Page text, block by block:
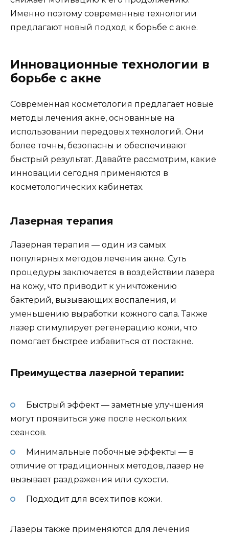
Именно поэтому современные технологии
предлагают новый подход к борьбе с акне.
Инновационные технологии в
борьбе с акне
Современная косметология предлагает новые
методы лечения акне, основанные на
использовании передовых технологий. Они
более точны, безопасны и обеспечивают
быстрый результат. Давайте рассмотрим, какие
инновации сегодня применяются в
косметологических кабинетах.
Лазерная терапия
Лазерная терапия — один из самых
популярных методов лечения акне. Суть
процедуры заключается в воздействии лазера
на кожу, что приводит к уничтожению
бактерий, вызывающих воспаления, и
уменьшению выработки кожного сала. Также
лазер стимулирует регенерацию кожи, что
помогает быстрее избавиться от постакне.
Преимущества лазерной терапии:
Быстрый эффект — заметные улучшения
могут проявиться уже после нескольких
сеансов.
Минимальные побочные эффекты — в
отличие от традиционных методов, лазер не
вызывает раздражения или сухости.
Подходит для всех типов кожи.
Лазеры также применяются для лечения